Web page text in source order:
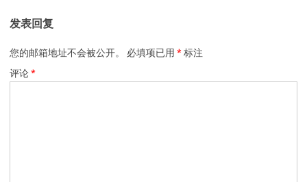
发表回复
您的邮箱地址不会被公开。 必填项已用 * 标注
评论*